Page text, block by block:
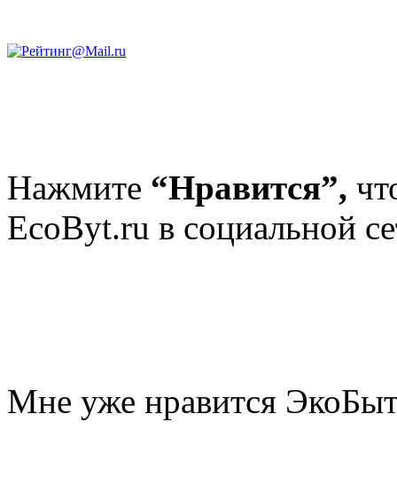
Нажмите “Нравится”,
EcoByt.ru в социальной
Мне уже нравится